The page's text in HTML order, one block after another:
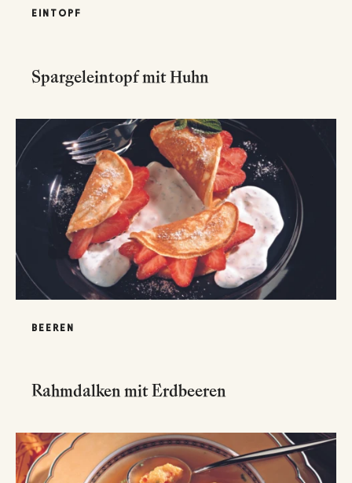
EINTOPF
Spargeleintopf mit Huhn
BEEREN
Rahmdalken mit Erdbeeren